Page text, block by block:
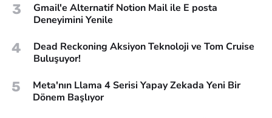
3
Gmail'e Alternatif Notion Mail ile E posta
Deneyimini Yenile
4
Dead Reckoning Aksiyon Teknoloji ve Tom Cruise
Buluşuyor!
5
Meta'nın Llama 4 Serisi Yapay Zekada Yeni Bir
Dönem Başlıyor